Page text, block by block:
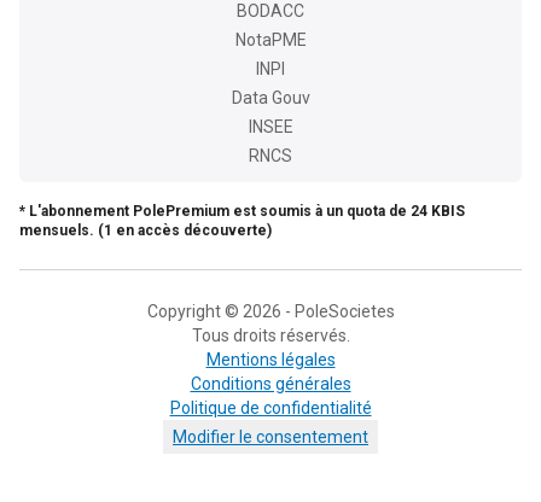
BODACC
NotaPME
INPI
Data Gouv
INSEE
RNCS
* L'abonnement PolePremium est soumis à un quota de 24 KBIS
mensuels. (1 en accès découverte)
Copyright © 2026 - PoleSocietes
Tous droits réservés.
Mentions légales
Conditions générales
Politique de confidentialité
Modifier le consentement